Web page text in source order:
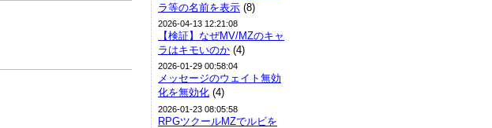
ラ等の名前を表示 (8)
2026-04-13 12:21:08
【検証】なぜMV/MZのキャ
ラはキモいのか (4)
2026-01-29 00:58:04
メッセージのウェイト無効
化を無効化 (4)
2026-01-23 08:05:58
RPGツクールMZでルビを